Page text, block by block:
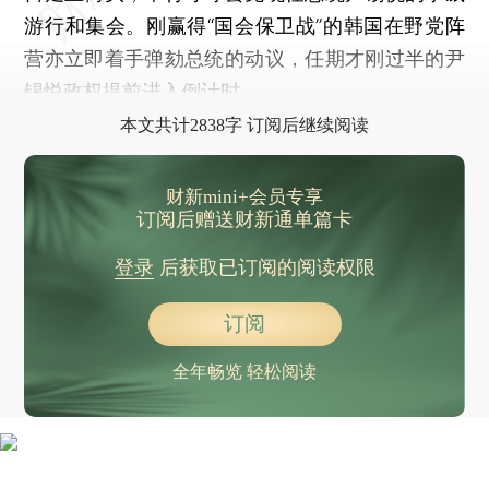
游行和集会。刚赢得“国会保卫战”的韩国在野党阵
营亦立即着手弹劾总统的动议，任期才刚过半的尹
锡悦政权提前进入倒计时。
本文共计2838字 订阅后继续阅读
财新mini+会员专享
订阅后赠送财新通单篇卡
登录后获取已订阅的阅读权限
订阅
全年畅览 轻松阅读